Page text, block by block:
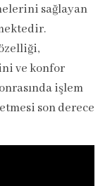
sağlayan
ve konfor
işlem
son derece